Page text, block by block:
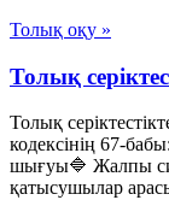
Толық оқу »
Толық
Толық
кодексінің 67-
шығуы🔷 Жалпы
қатысушылар